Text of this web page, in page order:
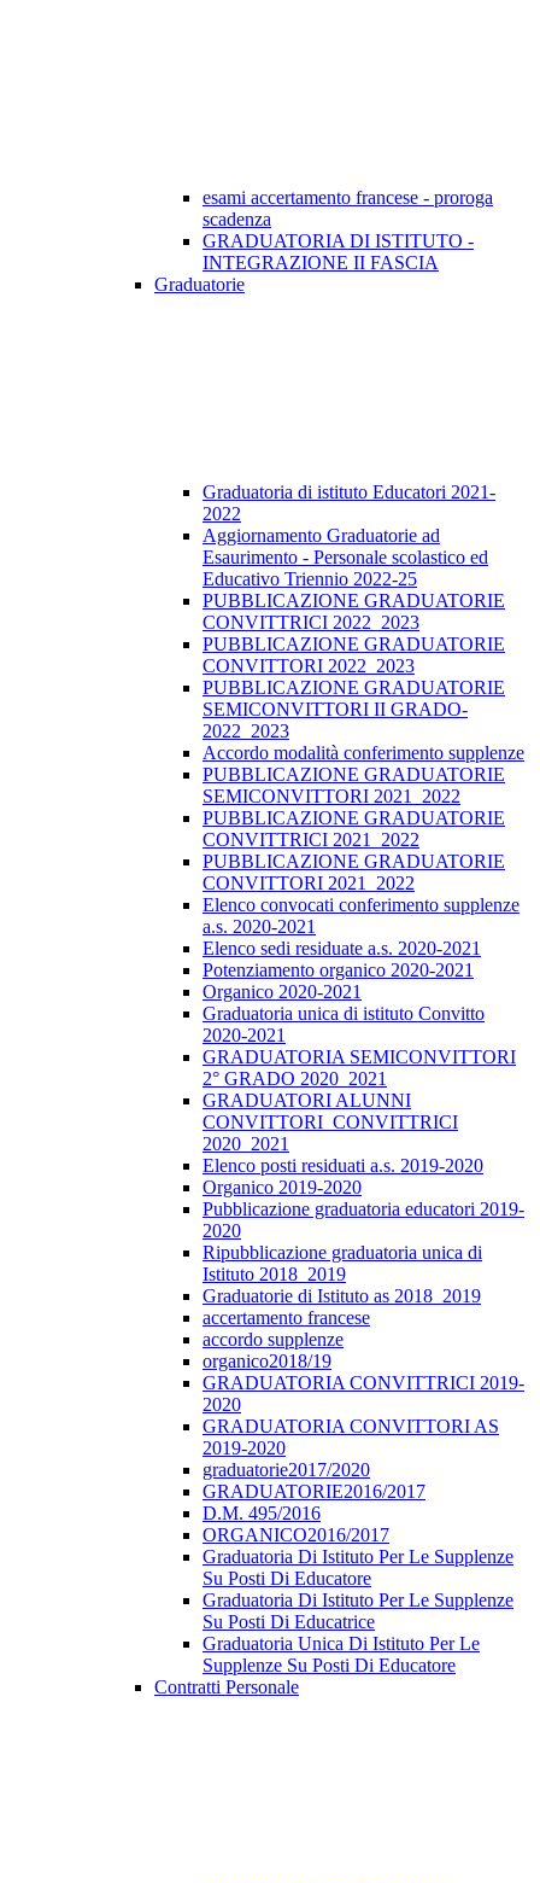
esami accertamento francese - proroga
scadenza
GRADUATORIA DI ISTITUTO -
INTEGRAZIONE II FASCIA
Graduatorie
Graduatoria di istituto Educatori 2021-
2022
Aggiornamento Graduatorie ad
Esaurimento - Personale scolastico ed
Educativo Triennio 2022-25
PUBBLICAZIONE GRADUATORIE
CONVITTRICI 2022_2023
PUBBLICAZIONE GRADUATORIE
CONVITTORI 2022_2023
PUBBLICAZIONE GRADUATORIE
SEMICONVITTORI II GRADO-
2022_2023
Accordo modalità conferimento supplenze
PUBBLICAZIONE GRADUATORIE
SEMICONVITTORI 2021_2022
PUBBLICAZIONE GRADUATORIE
CONVITTRICI 2021_2022
PUBBLICAZIONE GRADUATORIE
CONVITTORI 2021_2022
Elenco convocati conferimento supplenze
a.s. 2020-2021
Elenco sedi residuate a.s. 2020-2021
Potenziamento organico 2020-2021
Organico 2020-2021
Graduatoria unica di istituto Convitto
2020-2021
GRADUATORIA SEMICONVITTORI
2° GRADO 2020_2021
GRADUATORI ALUNNI
CONVITTORI_CONVITTRICI
2020_2021
Elenco posti residuati a.s. 2019-2020
Organico 2019-2020
Pubblicazione graduatoria educatori 2019-
2020
Ripubblicazione graduatoria unica di
Istituto 2018_2019
Graduatorie di Istituto as 2018_2019
accertamento francese
accordo supplenze
organico2018/19
GRADUATORIA CONVITTRICI 2019-
2020
GRADUATORIA CONVITTORI AS
2019-2020
graduatorie2017/2020
GRADUATORIE2016/2017
D.M. 495/2016
ORGANICO2016/2017
Graduatoria Di Istituto Per Le Supplenze
Su Posti Di Educatore
Graduatoria Di Istituto Per Le Supplenze
Su Posti Di Educatrice
Graduatoria Unica Di Istituto Per Le
Supplenze Su Posti Di Educatore
Contratti Personale